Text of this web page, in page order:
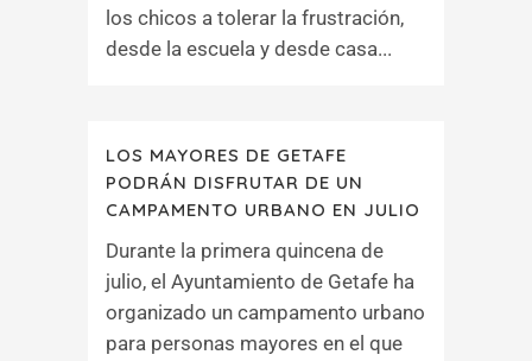
los chicos a tolerar la frustración,
desde la escuela y desde casa...
LOS MAYORES DE GETAFE
PODRÁN DISFRUTAR DE UN
CAMPAMENTO URBANO EN JULIO
Durante la primera quincena de
julio, el Ayuntamiento de Getafe ha
organizado un campamento urbano
para personas mayores en el que